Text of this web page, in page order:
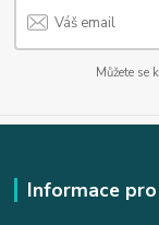
Můžete se
Informace